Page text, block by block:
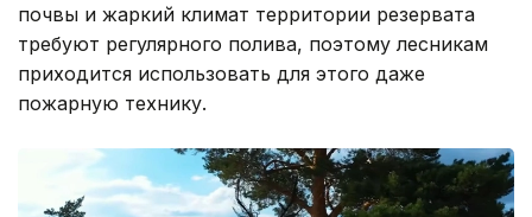
почвы и жаркий климат территории резервата
требуют регулярного полива, поэтому лесникам
приходится использовать для этого даже
пожарную технику.